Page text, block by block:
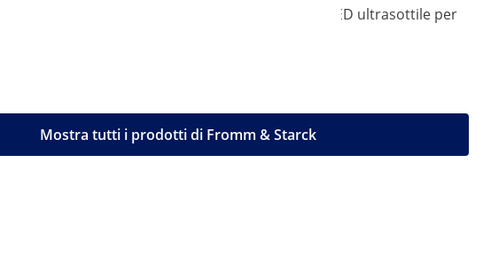
e veloce. Grazie al suo design, la luce a LED ultrasottile per
Mostra tutti i prodotti di Fromm & Starck